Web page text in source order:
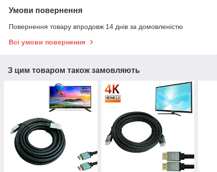
Умови повернення
Повернення товару впродовж 14 днів за домовленістю
Всі умови повернення
З цим товаром також замовляють